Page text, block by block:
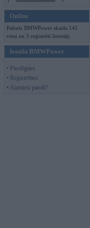
Online
Pašreiz BMWPower skatās 141
viesi un 3 reģistrēti lietotāji.
Ienākt BMWPower
• Pieslēgties
• Reģistrēties
• Aizmirsi paroli?